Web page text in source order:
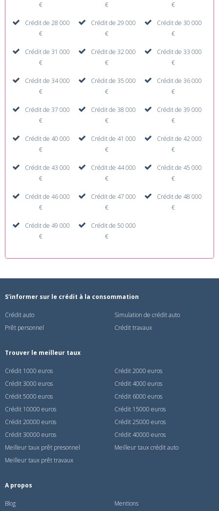
€
€
€
Crédit de 28 000
€
Crédit de 29 000
€
Crédit de 30 000
€
Crédit de 31 000
€
Crédit de 32 000
€
Crédit de 33 000
€
Crédit de 34 000
€
Crédit de 35 000
€
Crédit de 36 000
€
Crédit de 37 000
€
Crédit de 38 000
€
Crédit de 39 000
€
Crédit de 40 000
€
Crédit de 41 000
€
Crédit de 42 000
€
Crédit de 43 000
€
Crédit de 44 000
€
Crédit de 45 000
€
Crédit de 46 000
€
Crédit de 47 000
€
Crédit de 48 000
€
Crédit de 49 000
€
Crédit de 50 000
€
S'informer sur le crédit à la consommation
Crédit auto
Simulation de crédit auto
Prêt personnel
Crédit travaux
Trouver le meilleur taux
Crédit 1000 euros
Crédit 2000 euros
Crédit 3000 euros
Crédit 4000 euros
Crédit 5000 euros
Crédit 6000 euros
Crédit 10000 euros
Crédit 15000 euros
Crédit 20000 euros
Crédit 25000 euros
Crédit 30000 euros
Crédit 40000 euros
Meilleur taux prêt presonnel
Meilleur taux crédit auto
Meilleur taux prêt travaux
A propos
Blog Mentions